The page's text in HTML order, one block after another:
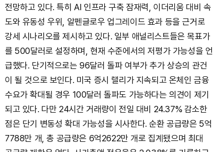
전망하고 있다. 특히 AI 인프라 구축 잠재력, 이더리움 대비 속
도와 유동성 우위, 알펜글로우 업그레이드 효과 등을 근거로
강세 시나리오를 제시하고 있다. 일부 애널리스트들은 목표가
를 500달러로 설정하며, 현재 수준에서의 저평가 가능성을 언
급했다. 단기적으로는 96달러 돌파 여부가 추가 상승의 관건
이 될 것으로 보인다. 미국 증시 랠리가 지속되고 온체인 금융
수요가 확대될 경우 100달러 돌파도 가능하다는 의견이 제기
되고 있다. 다만 24시간 거래량이 전일 대비 24.37% 감소한
점은 단기 변동성 확대 가능성을 시사한다. 순환 공급량은 5억
7788만 개, 총 공급량은 6억2622만 개로 집계됐으며 최대